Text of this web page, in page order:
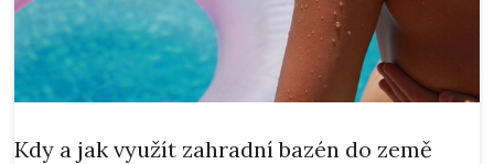
Kdy a jak využít zahradní bazén do země